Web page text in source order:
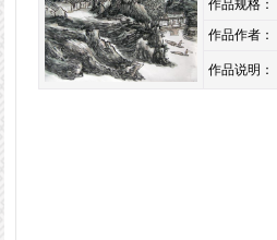
作品规格：
作品作者：
作品说明：